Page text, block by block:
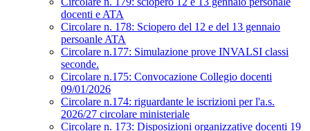
docenti e ATA
Circolare n. 178: Sciopero del 12 e del 13 gennaio
persoanle ATA
Circolare n.177: Simulazione prove INVALSI classi
seconde.
Circolare n.175: Convocazione Collegio docenti
09/01/2026
Circolare n.174: riguardante le iscrizioni per l'a.s.
2026/27 circolare ministeriale
Circolare n. 173: Disposizioni organizzative docenti 19